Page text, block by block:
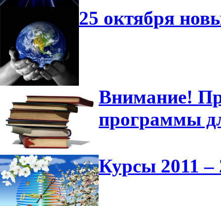
25 октября
Внимание!
программы
Курсы 2011 –